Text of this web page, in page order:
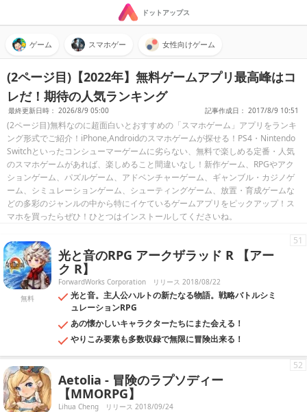
ドットアップス
ゲーム スマホゲー 女性向けゲーム
(2ページ目)【2022年】無料ゲームアプリ最高峰はコ
レだ！期待の人気ランキング
最終更新日時： 2026/8/9 05:00 記事作成日： 2017/8/9 10:51
(2ページ目)無料なのに超面白いとおすすめの「スマホゲーム」アプリをランキ
ング形式でご紹介！iPhone,Androidのスマホゲームが探せる！PS4・Nintendo
Switchといったコンシューマーゲームに劣らない、無料で楽しめる定番・人気
のスマホゲームがあれば、楽しめること間違いなし！新作ゲーム、RPGやアク
ションゲーム、パズルゲーム、アドベンチャーゲーム、ギャンブル・カジノゲ
ーム、シミュレーションゲーム、シューティングゲーム、放置・育成ゲームな
どの多彩のジャンルの中から特にイケているゲームアプリをピックアップ！ス
マホを買ったらぜひ！ひとつはインストールしてくださいね。
無料
光と音のRPG アークザラッド R 【アー
ク R】
ForwardWorks Corporation リリース 2018/08/22
光と音。主人公ハルトの新たなる物語。戦略バトルシミ
ュレーションRPG
あの懐かしいキャラクターたちにまた会える！
やりこみ要素も多数収録で無限に冒険出来る！
51
Aetolia - 冒険のラプソディー
【MMORPG】
Lihua Cheng リリース 2018/09/24
52